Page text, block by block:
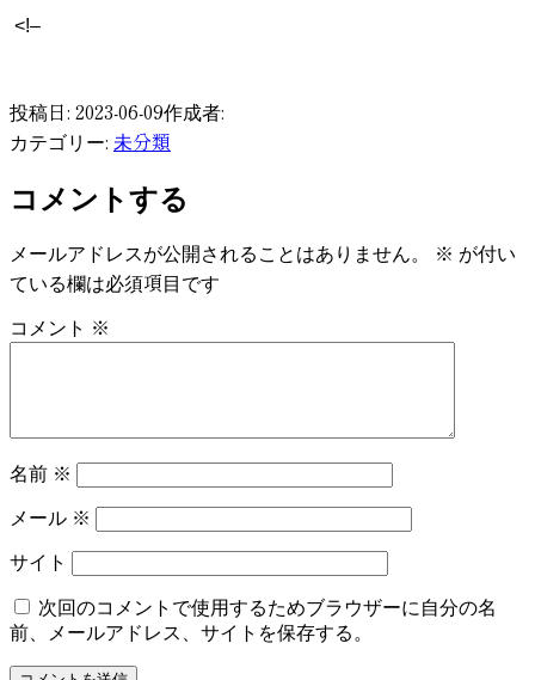
<!–
投稿日: 2023-06-09作成者:
カテゴリー: 未分類
コメントする
メールアドレスが公開されることはありません。 ※ が付い
ている欄は必須項目です
コメント ※
名前 ※
メール ※
サイト
次回のコメントで使用するためブラウザーに自分の名
前、メールアドレス、サイトを保存する。